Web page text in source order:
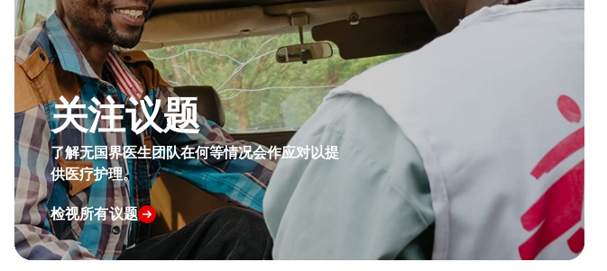
关注议题
了解无国界医生团队在何等情况会作应对以提
供医疗护理。
检视所有议题